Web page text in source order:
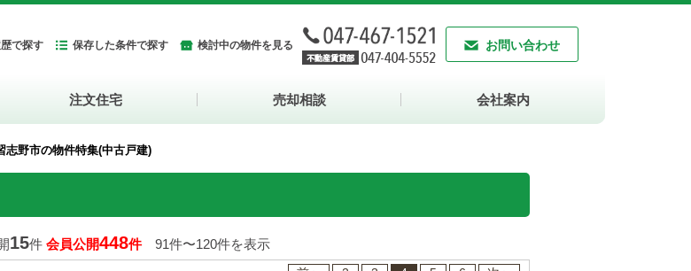
で探す 保存した条件で探す 検討中の物件を見る お問い合わせ
注文住宅 売却相談 会社案内
志野市の物件特集(中古戸建)
15件 会員公開448件91件〜120件を表示